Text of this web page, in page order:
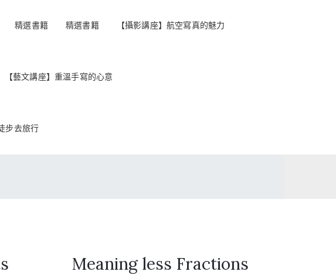
精選書籍 精選書籍 【攝影講座】航空寫真的魅力
【藝文講座】重溫手寫的心意
步去旅行
Meaning less Fractions